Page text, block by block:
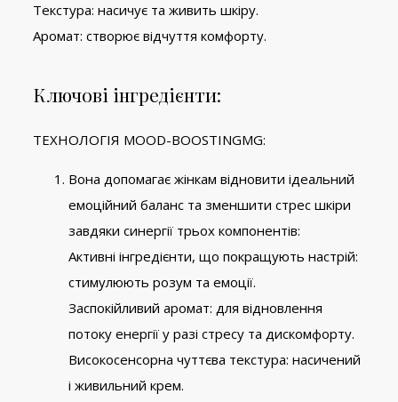
Текстура: насичує та живить шкіру.
Аромат: створює відчуття комфорту.
Ключові інгредієнти:
ТЕХНОЛОГІЯ MOOD-BOOSTINGMG:
Вона допомагає жінкам відновити ідеальний
емоційний баланс та зменшити стрес шкіри
завдяки синергії трьох компонентів:
Активні інгредієнти, що покращують настрій:
стимулюють розум та емоції.
Заспокійливий аромат: для відновлення
потоку енергії у разі стресу та дискомфорту.
Високосенсорна чуттєва текстура: насичений
і живильний крем.